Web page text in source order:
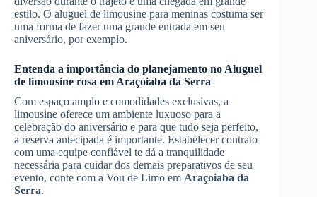
estilo. O aluguel de limousine para meninas costuma ser
uma forma de fazer uma grande entrada em seu
aniversário, por exemplo.
Entenda a importância do planejamento no Aluguel
de limousine rosa em Araçoiaba da Serra
Com espaço amplo e comodidades exclusivas, a
limousine oferece um ambiente luxuoso para a
celebração do aniversário e para que tudo seja perfeito,
a reserva antecipada é importante. Estabelecer contrato
com uma equipe confiável te dá a tranquilidade
necessária para cuidar dos demais preparativos de seu
evento, conte com a Vou de Limo em Araçoiaba da
Serra.